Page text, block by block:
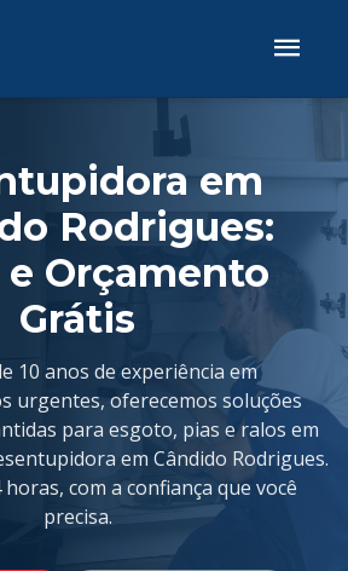
em
Rodrigues:
Orçamento
Grátis
10 anos de experiência em
urgentes, oferecemos soluções
para esgoto, pias e ralos em
em Cândido Rodrigues.
com a confiança que você
precisa.